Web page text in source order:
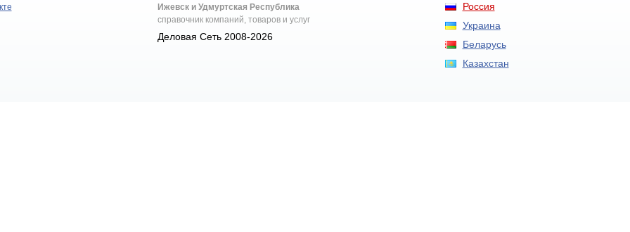
Россия
Украина
Беларусь
Казахстан
Ижевск и Удмуртская Республика
справочник компаний, товаров и услуг
Деловая Сеть 2008-2026